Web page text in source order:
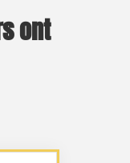
ont